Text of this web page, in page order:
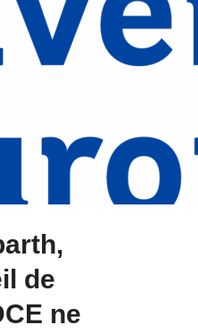
de
ne